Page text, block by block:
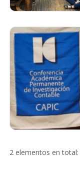
2 elementos en total: